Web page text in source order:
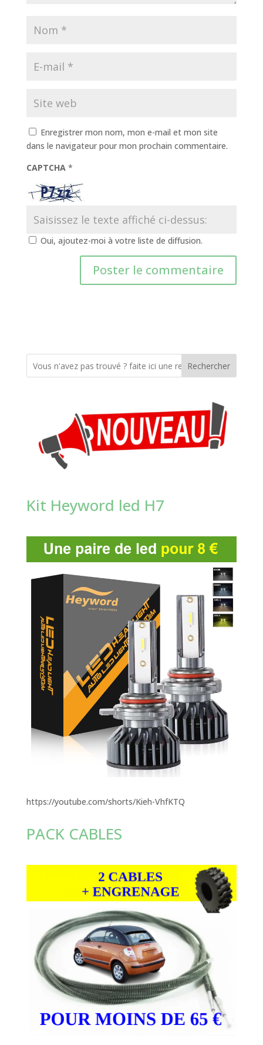
Enregistrer mon nom, mon e-mail et mon site
dans le navigateur pour mon prochain commentaire.
CAPTCHA *
Oui, ajoutez-moi à votre liste de diffusion.
Rechercher
Kit Heyword led H7
https://youtube.com/shorts/Kieh-VhfKTQ
PACK CABLES